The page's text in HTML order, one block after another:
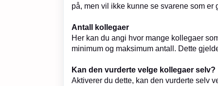
på, men vil ikke kunne se svarene som
Antall kollegaer
Her kan du angi hvor mange kollegaer
minimum og maksimum antall. Dette
Kan den vurderte velge kollegaer selv?
Aktiverer du dette, kan den vurderte selv